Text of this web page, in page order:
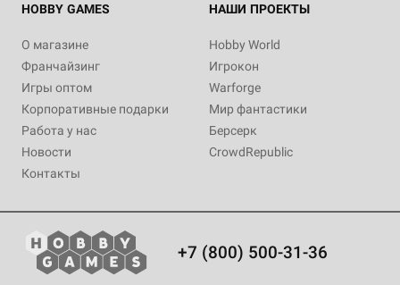
HOBBY GAMES
О магазине
Франчайзинг
Игры оптом
Корпоративные подарки
Работа у нас
Новости
Контакты
НАШИ ПРОЕКТЫ
Hobby World
Игрокон
Warforge
Мир фантастики
Берсерк
CrowdRepublic
+7 (800) 500-31-36